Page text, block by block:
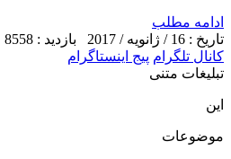
ادامه مطلب
تاریخ : 16 / ژانویه / 2017
بازدید : 8558
کانال تلگرام پیج اینستاگرام
تبلیغات متنی
این
موضوعات